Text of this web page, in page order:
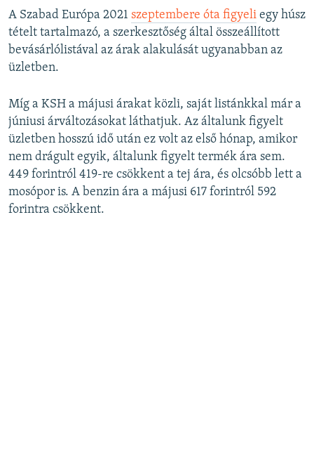
A Szabad Európa 2021 szeptembere óta figyeli egy húsz
tételt tartalmazó, a szerkesztőség által összeállított
bevásárlólistával az árak alakulását ugyanabban az
üzletben.
Míg a KSH a májusi árakat közli, saját listánkkal már a
júniusi árváltozásokat láthatjuk. Az általunk figyelt
üzletben hosszú idő után ez volt az első hónap, amikor
nem drágult egyik, általunk figyelt termék ára sem.
449 forintról 419-re csökkent a tej ára, és olcsóbb lett a
mosópor is. A benzin ára a májusi 617 forintról 592
forintra csökkent.